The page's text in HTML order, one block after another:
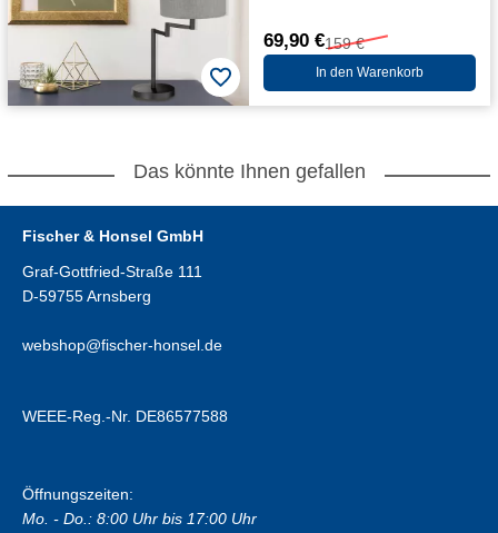
69,90 €159 €
In den Warenkorb
Das könnte Ihnen gefallen
Fischer & Honsel GmbH
Graf-Gottfried-Straße 111
D-59755 Arnsberg
webshop@fischer-honsel.de
WEEE-Reg.-Nr. DE86577588
Öffnungszeiten:
Mo. - Do.: 8:00 Uhr bis 17:00 Uhr